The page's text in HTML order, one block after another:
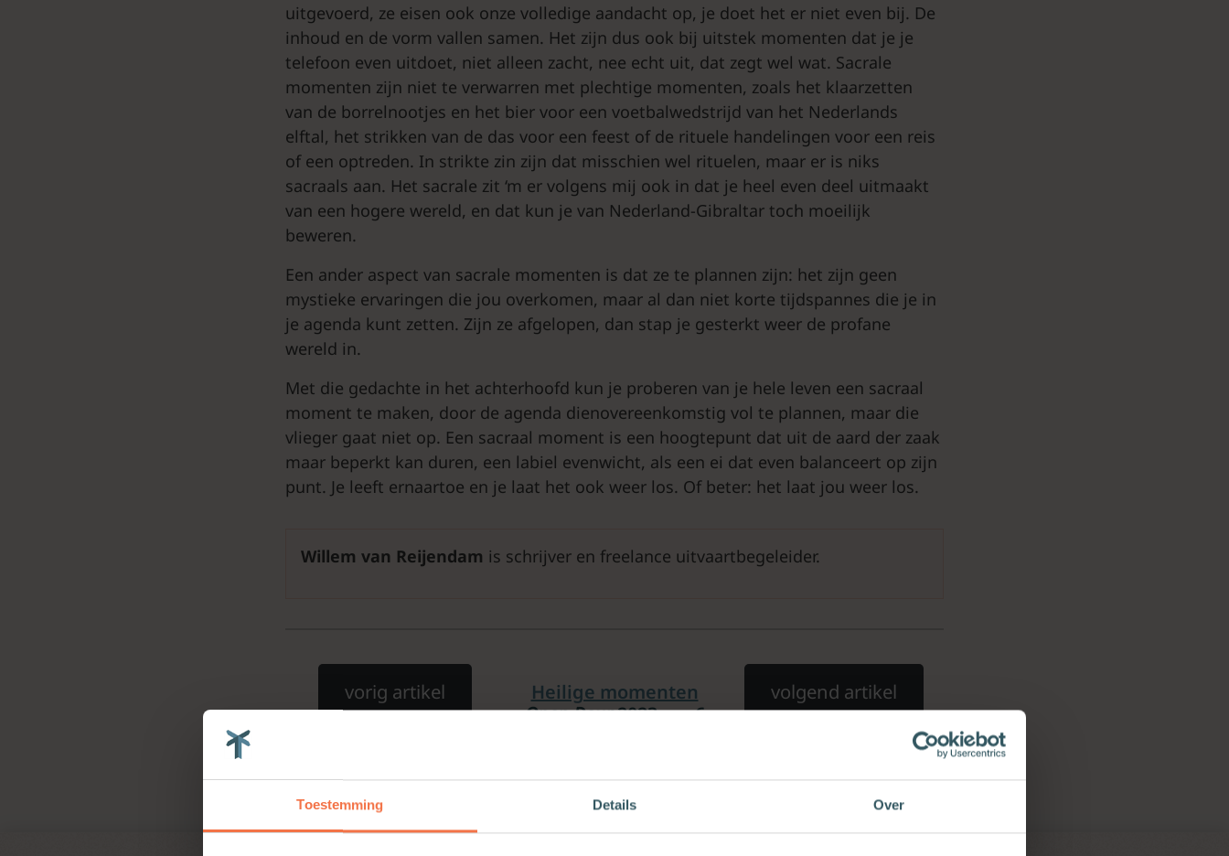
Toestemming Details Over
uitgevoerd, ze eisen ook onze volledige aandacht op, je doet het er niet even bij. De
inhoud en de vorm vallen samen. Het zijn dus ook bij uitstek momenten dat je je
telefoon even uitdoet, niet alleen zacht, nee echt uit, dat zegt wel wat. Sacrale
momenten zijn niet te verwarren met plechtige momenten, zoals het klaarzetten
van de borrelnootjes en het bier voor een voetbalwedstrijd van het Nederlands
elftal, het strikken van de das voor een feest of de rituele handelingen voor een reis
of een optreden. In strikte zin zijn dat misschien wel rituelen, maar er is niks
sacraals aan. Het sacrale zit ‘m er volgens mij ook in dat je heel even deel uitmaakt
van een hogere wereld, en dat kun je van Nederland-Gibraltar toch moeilijk
beweren.
Een ander aspect van sacrale momenten is dat ze te plannen zijn: het zijn geen
mystieke ervaringen die jou overkomen, maar al dan niet korte tijdspannes die je in
je agenda kunt zetten. Zijn ze afgelopen, dan stap je gesterkt weer de profane
wereld in.
Met die gedachte in het achterhoofd kun je proberen van je hele leven een sacraal
moment te maken, door de agenda dienovereenkomstig vol te plannen, maar die
vlieger gaat niet op. Een sacraal moment is een hoogtepunt dat uit de aard der zaak
maar beperkt kan duren, een labiel evenwicht, als een ei dat even balanceert op zijn
punt. Je leeft ernaartoe en je laat het ook weer los. Of beter: het laat jou weer los.
Willem van Reijendam is schrijver en freelance uitvaartbegeleider.
vorig artikel
Heilige momenten
Open Deur2023, nr. 6
volgend artikel
Willem van Reijendam Spiritualiteit en mystiek